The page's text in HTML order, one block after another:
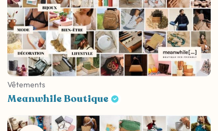
Vêtements
Meanwhile Boutique